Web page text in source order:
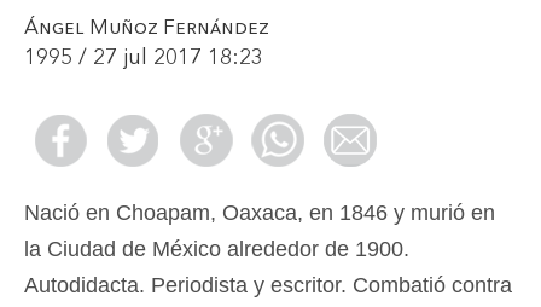
Ángel Muñoz Fernández
1995 / 27 jul 2017 18:23
Nació en Choapam, Oaxaca, en 1846 y murió en
la Ciudad de México alrededor de 1900.
Autodidacta. Periodista y escritor. Combatió contra